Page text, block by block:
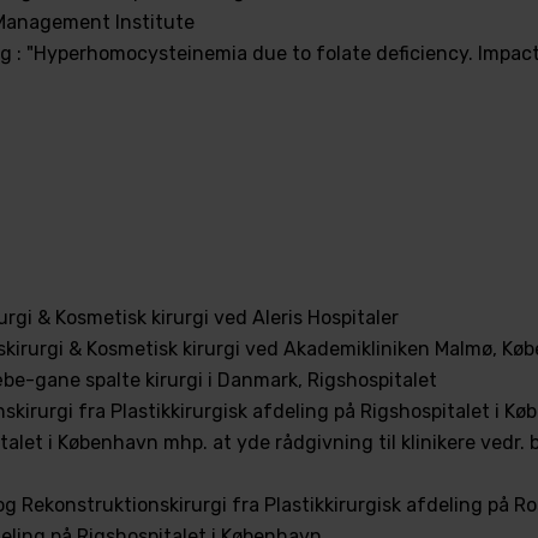
Institute
"Hyperhomocysteinemia due to folate deficiency.
& Kosmetisk kirurgi ved Aleris Hospitaler
& Kosmetisk kirurgi ved Akademikliniken Malmø,
gane spalte kirurgi i Danmark, Rigshospitalet
fra Plastikkirurgisk afdeling på Rigshospitalet i
i København mhp. at yde rådgivning til klinikere
Rekonstruktionskirurgi fra Plastikkirurgisk afdeling på